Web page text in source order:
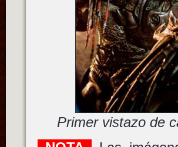
Primer vistazo de